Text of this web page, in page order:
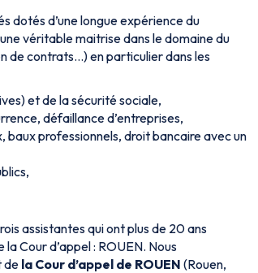
dotés d’une longue expérience du
véritable maitrise dans le domaine du
de contrats…) en particulier dans les
et de la sécurité sociale,
défaillance d’entreprises,
professionnels, droit bancaire avec un
assistantes qui ont plus de 20 ans
Cour d’appel : ROUEN. Nous
de la Cour d’appel de ROUEN (Rouen,